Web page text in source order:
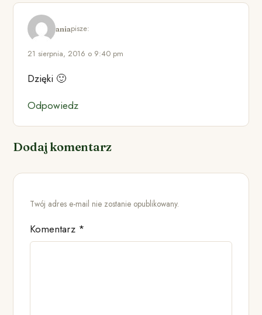
aniapisze:
21 sierpnia, 2016 o 9:40 pm
Dzięki 🙂
Odpowiedz
Dodaj komentarz
Twój adres e-mail nie zostanie opublikowany.
Komentarz *